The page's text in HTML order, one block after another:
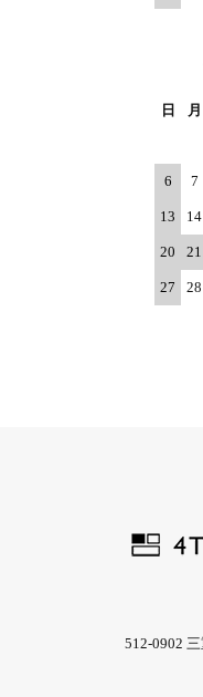
日 月
6 7
13 14
20 21
27 28
512-0902 三